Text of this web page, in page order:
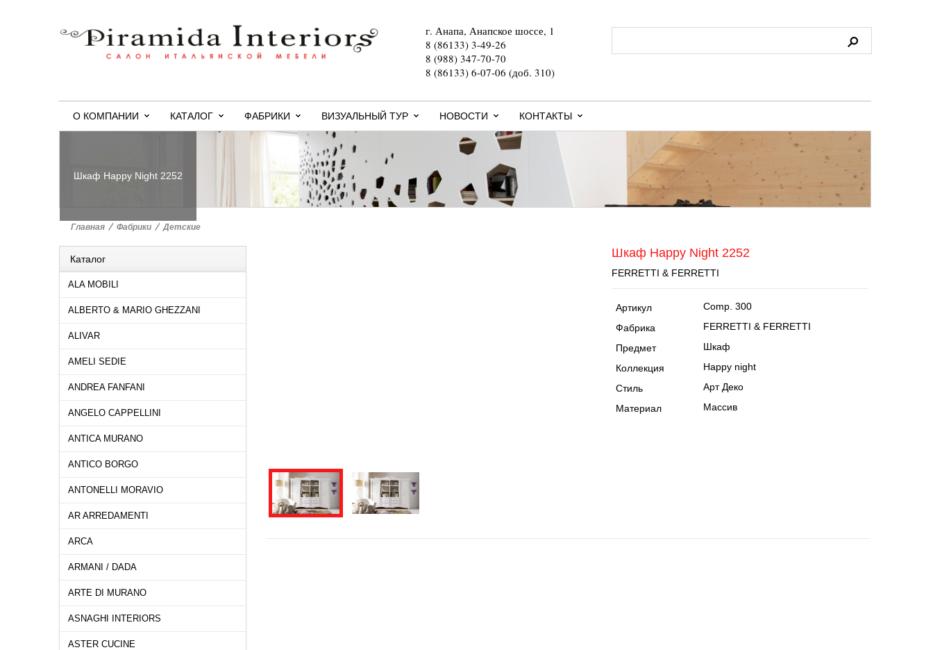
г. Анапа, Анапское шоссе, 1
8 (86133) 3-49-26
8 (988) 347-70-70
8 (86133) 6-07-06 (доб. 310)
О КОМПАНИИ КАТАЛОГ ФАБРИКИ ВИЗУАЛЬНЫЙ ТУР НОВОСТИ КОНТАКТЫ
Шкаф Happy Night 2252
Главная > Фабрики > Детские
Каталог
ALA MOBILI
ALBERTO & MARIO GHEZZANI
ALIVAR
AMELI SEDIE
ANDREA FANFANI
ANGELO CAPPELLINI
ANTICA MURANO
ANTICO BORGO
ANTONELLI MORAVIO
AR ARREDAMENTI
ARCA
ARMANI / DADA
ARTE DI MURANO
ASNAGHI INTERIORS
ASTER CUCINE
Шкаф Happy Night 2252
FERRETTI & FERRETTI
Артикул Comp. 300
Фабрика FERRETTI & FERRETTI
Предмет Шкаф
Коллекция Happy night
Стиль Арт Деко
Материал Массив